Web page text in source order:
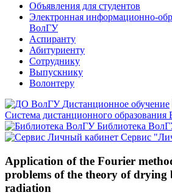
Объявления для студентов
Электронная информационно-
ВолГУ
Аспиранту
Абитуриенту
Сотруднику
Выпускнику
Волонтеру
Дистанционное обучение
Система дистанционного
Библиотека
Сервис
Application of the Fourier
problems of the theory of drying
radiation